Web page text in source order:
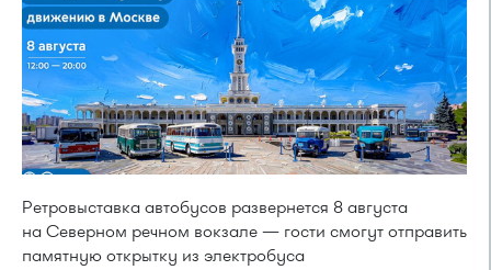
Ретровыставка автобусов развернется 8 августа
на Северном речном вокзале — гости смогут отправить
памятную открытку из электробуса